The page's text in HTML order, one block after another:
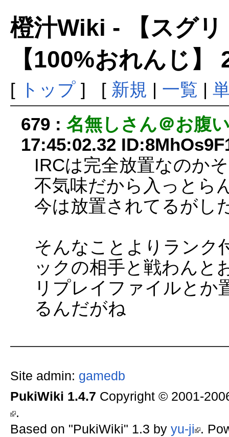
橙汁Wiki - 【スグ
【100%おれんじ】
[ トップ] [ 新規 | 一覧 |
679 :名無しさん＠お腹
17:45:02.32
IRCは完全放置なのか
不気味だから入っとら
今は放置されてるがし
そんなことよりラン
ックの相手と戦わんと
リプレイファイルとか
るんだがね
Site admin: gamedb
PukiWiki 1.4.7 Copyright © 2001-
.
Based on "PukiWiki" 1.3 by yu-ji .